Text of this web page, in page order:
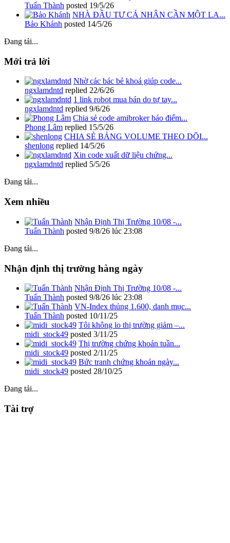
Tuấn Thành posted 19/5/26
NHÀ ĐẦU TƯ CÁ NHÂN CẦN MỘT LA...
Bảo Khánh posted 14/5/26
Đang tải...
Mới trả lời
Nhờ các bác bẻ khoá giúp code...
ngxlamdntd replied 22/6/26
1 link robot mua bán do tự tay...
ngxlamdntd replied 9/6/26
Chia sẻ code amibroker báo điểm...
Phong Lâm replied 15/5/26
CHIA SẺ BẢNG VOLUME THEO DÕI...
shenlong replied 14/5/26
Xin code xuất dữ liệu chứng...
ngxlamdntd replied 5/5/26
Đang tải...
Xem nhiều
Nhận Định Thị Trường 10/08 -...
Tuấn Thành posted 9/8/26 lúc 23:08
Đang tải...
Nhận định thị trường hàng ngày
Nhận Định Thị Trường 10/08 -...
Tuấn Thành posted 9/8/26 lúc 23:08
VN-Index thủng 1.600, danh mục...
Tuấn Thành posted 10/11/25
Tôi không lo thị trường giảm –...
midi_stock49 posted 3/11/25
Thị trường chứng khoán tuần...
midi_stock49 posted 2/11/25
Bức tranh chứng khoán ngày...
midi_stock49 posted 28/10/25
Đang tải...
Tài trợ